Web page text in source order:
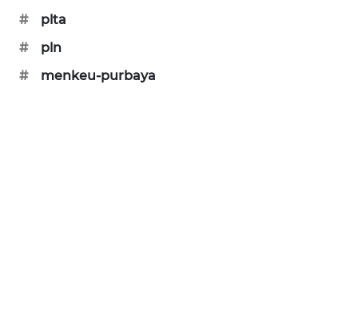
#
plta
#
pln
#
menkeu-purbaya
FORWAMKI
ALPERKLINAS